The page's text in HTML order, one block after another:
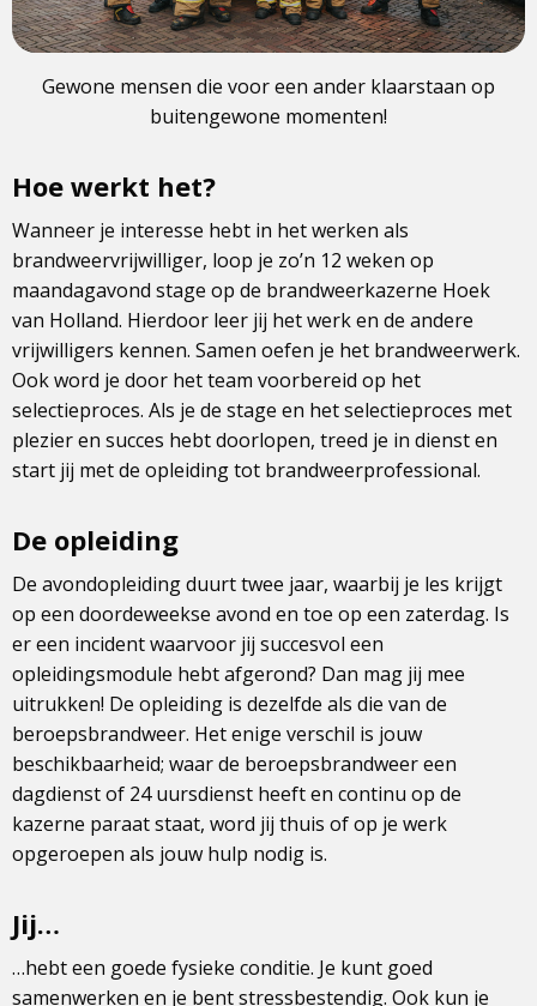
Gewone mensen die voor een ander klaarstaan op
buitengewone momenten!
Hoe werkt het?
Wanneer je interesse hebt in het werken als
brandweervrijwilliger, loop je zo’n 12 weken op
maandagavond stage op de brandweerkazerne Hoek
van Holland. Hierdoor leer jij het werk en de andere
vrijwilligers kennen. Samen oefen je het brandweerwerk.
Ook word je door het team voorbereid op het
selectieproces. Als je de stage en het selectieproces met
plezier en succes hebt doorlopen, treed je in dienst en
start jij met de opleiding tot brandweerprofessional.
De opleiding
De avondopleiding duurt twee jaar, waarbij je les krijgt
op een doordeweekse avond en toe op een zaterdag. Is
er een incident waarvoor jij succesvol een
opleidingsmodule hebt afgerond? Dan mag jij mee
uitrukken! De opleiding is dezelfde als die van de
beroepsbrandweer. Het enige verschil is jouw
beschikbaarheid; waar de beroepsbrandweer een
dagdienst of 24 uursdienst heeft en continu op de
kazerne paraat staat, word jij thuis of op je werk
opgeroepen als jouw hulp nodig is.
Jij…
…hebt een goede fysieke conditie. Je kunt goed
samenwerken en je bent stressbestendig. Ook kun je